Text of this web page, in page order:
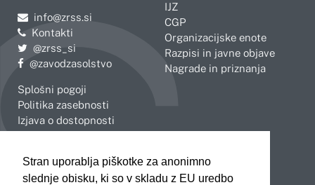
Stran uporablja piškotke za anonimno
slednje obisku, ki so v skladu z EU uredbo
Pošljite e-mail na
info@zrss.si
Kontakti
Pojdite na Twitter:
@zrss_si
Pojdite na Facebook:
@zavodzasolstvo
Splošni pogoji
Politika zasebnosti
Izjava o dostopnosti
IJZ
CGP
Organizacijske enote
Razpisi in javne objave
Nagrade in priznanja
Celje
Koper
Novo mesto
Slovenj Gradec